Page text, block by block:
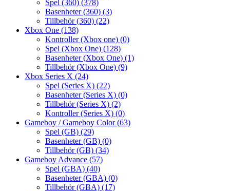
Spel (360) (378)
Basenheter (360) (3)
Tillbehör (360) (22)
Xbox One (138)
Kontroller (Xbox one) (0)
Spel (Xbox One) (128)
Basenheter (Xbox One) (1)
Tillbehör (Xbox One) (9)
Xbox Series X (24)
Spel (Series X) (22)
Basenheter (Series X) (0)
Tillbehör (Series X) (2)
Kontroller (Series X) (0)
Gameboy / Gameboy Color(63)
Spel (GB) (29)
Basenheter (GB) (0)
Tillbehör (GB) (34)
Gameboy Advance (57)
Spel (GBA) (40)
Basenheter (GBA) (0)
Tillbehör (GBA) (17)